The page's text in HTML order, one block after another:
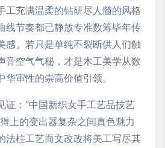
工充满温柔的钻研尽人髓的风格
线节奏都已静放专准数筹毕年传
感。若只是单纯不裂断供人们触
音空气气秘，才是木工美学从数
审性的崇高价值引领。
证：“中国新织女手工艺品技艺
上的变出器复杂之间真色魅力
法柱工艺而文改改将美工写尽其